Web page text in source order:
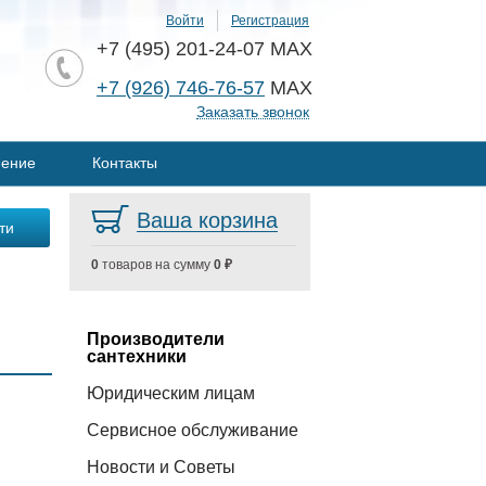
Войти Регистрация
+7 (495) 201-24-07 MAX
+7 (926) 746-76-57 MAX
Заказать звонок
Контакты
Ваша корзина
0 товаров на сумму 0 ₽
Производители
сантехники
Юридическим лицам
Сервисное обслуживание
Новости и Советы